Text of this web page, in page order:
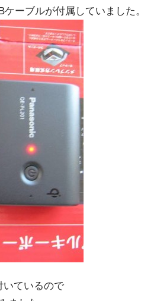
ーブルが付属していました。
いているので